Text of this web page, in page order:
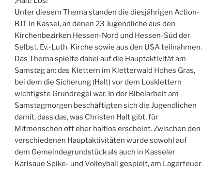
Unter diesem Thema standen die diesjährigen Action-
BJT in Kassel, an denen 23 Jugendliche aus den
Kirchenbezirken Hessen-Nord und Hessen-Süd der
Selbst. Ev.-Luth. Kirche sowie aus den USA teilnahmen.
Das Thema spielte dabei auf die Hauptaktivität am
Samstag an: das Klettern im Kletterwald Hohes Gras,
bei dem die Sicherung (Halt) vor dem Losklettern
wichtigste Grundregel war. In der Bibelarbeit am
Samstagmorgen beschäftigten sich die Jugendlichen
damit, dass das, was Christen Halt gibt, für
Mitmenschen oft eher haltlos erscheint. Zwischen den
verschiedenen Hauptaktivitäten wurde sowohl auf
dem Gemeindegrundstück als auch in Kasseler
Karlsaue Spike- und Volleyball gespielt, am Lagerfeuer